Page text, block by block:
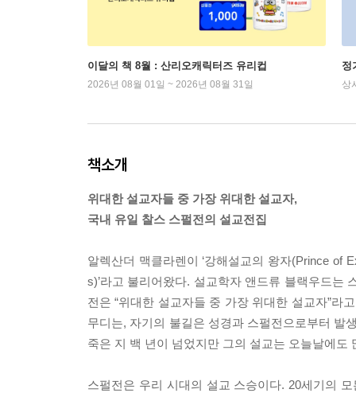
이달의 책 8월 : 산리오캐릭터즈 유리컵
2026년 08월 01일 ~ 2026년 08월 31일
정
상
책소개
위대한 설교자들 중 가장 위대한 설교자,
국내 유일 찰스 스펄전의 설교전집
알렉산더 맥클라렌이 ‘강해설교의 왕자(Prince of
s)’라고 불리어왔다. 설교학자 앤드류 블랙우드는
전은 “위대한 설교자들 중 가장 위대한 설교자”라
무디는, 자기의 불길은 성경과 스펄전으로부터 발
죽은 지 백 년이 넘었지만 그의 설교는 오늘날에
스펄전은 우리 시대의 설교 스승이다. 20세기의